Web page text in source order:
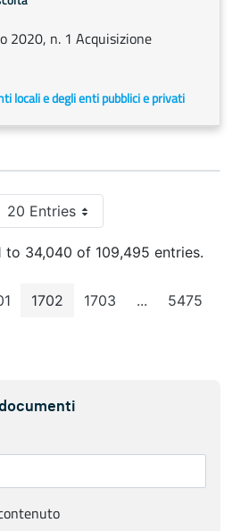
2020, n. 1 Acquisizione
locali e degli enti pubblici e privati
20 EntriesPer Page
to 34,040 of 109,495 entries.
Pages
Page
1702 Page
1703 ...Intermediate
Page
5475